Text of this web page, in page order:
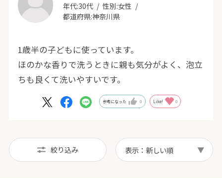
年代:30代 性別:女性
都道府県:神奈川県
1歳半の子どもに使っています。
ほのかな香りで洗うときに親も気分がよく、泡立
ちも良くて洗いやすいです。
参考になった 0 Like! 0
絞り込み 表示：新しい順